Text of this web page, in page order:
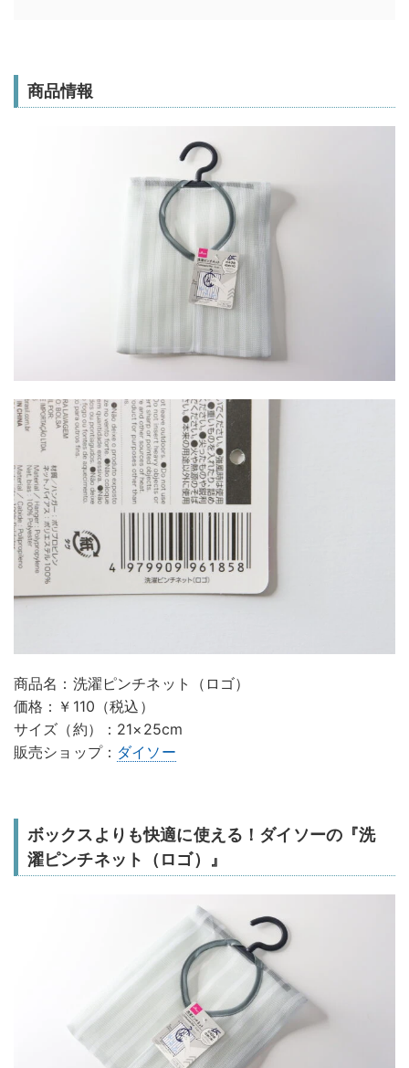
商品情報
商品名：洗濯ピンチネット（ロゴ）
価格：￥110（税込）
サイズ（約）：21×25cm
販売ショップ： ダイソー
ボックスよりも快適に使える！ダイソーの『洗
濯ピンチネット（ロゴ）』